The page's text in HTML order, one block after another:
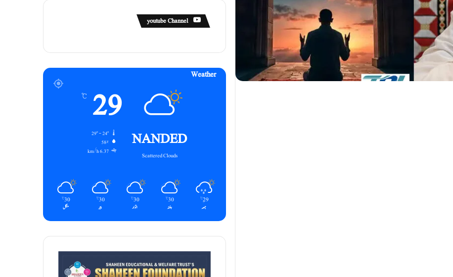
youtube Channel
Weather
NANDED
Scattered Clouds
29
℃
58%
6.37 km/h
29
℃
جمعہ
30
℃
ہفتہ
30
℃
اتوار
30
℃
پیر
30
℃
منگل